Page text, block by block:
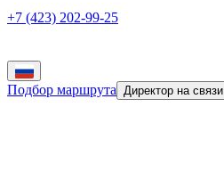
+7 (423) 202-99-25
Подбор маршрута Директор на связи